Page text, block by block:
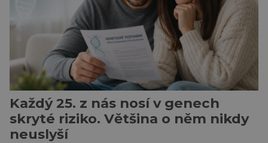
Každý 25. z nás nosí v genech
skryté riziko. Většina o něm nikdy
neuslyší